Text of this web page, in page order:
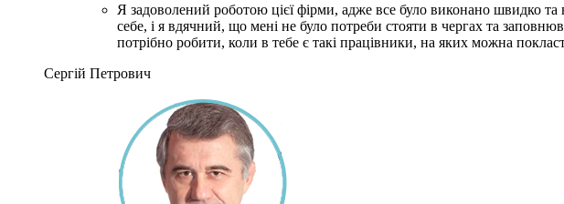
Я задоволений роботою цієї фірми, адже все було виконано швидко
себе, і я вдячний, що мені не було потреби стояти в чергах та
потрібно робити, коли в тебе є такі працівники, на яких можна
Сергій Петрович